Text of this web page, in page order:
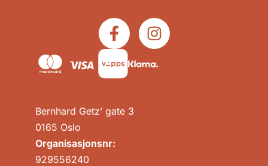
Bernhard Getz’ gate 3
0165 Oslo
Organisasjonsnr:
929556240